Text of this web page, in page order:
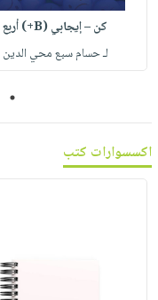
صابون
أطفال
مناسبات
فيديوهات
أسئلة
يتكرر
خدمات
وفرات
التسوق
الإصدارات
كن – إيجابي (B+) أربع
لـ حسام سبع محي الدين
1
اكسسوارات كتب